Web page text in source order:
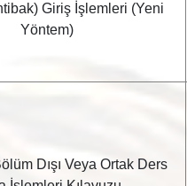
Giriş İşlemleri (Yeni
Yöntem)
Dışı Veya Ortak Ders